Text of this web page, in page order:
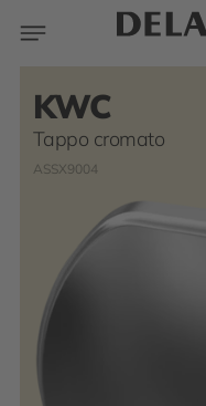
KWC
Tappo cromato
ASSX9004